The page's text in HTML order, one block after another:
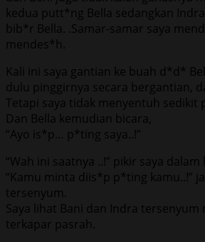
kedua putt*ng Bella sedangkan
bib*r Bella. .Samar-samar saya
mendes*h.
Kali ini saya gantian ke buah d*d*
dulu pinggirnya secara bergantian,
Tetapi saya tidak menyentuh sedikit
Dan Bella kemudian bicara,
“Ayo is*p… p*ting saya..!”
“Wah ini saatnya ..!” pikir saya dalam
“Kamu minta diis*p p*ting kamu..!”
tersenyum.
Saya lihat Bani dan Indra tersenyum
terkapar pasrah.